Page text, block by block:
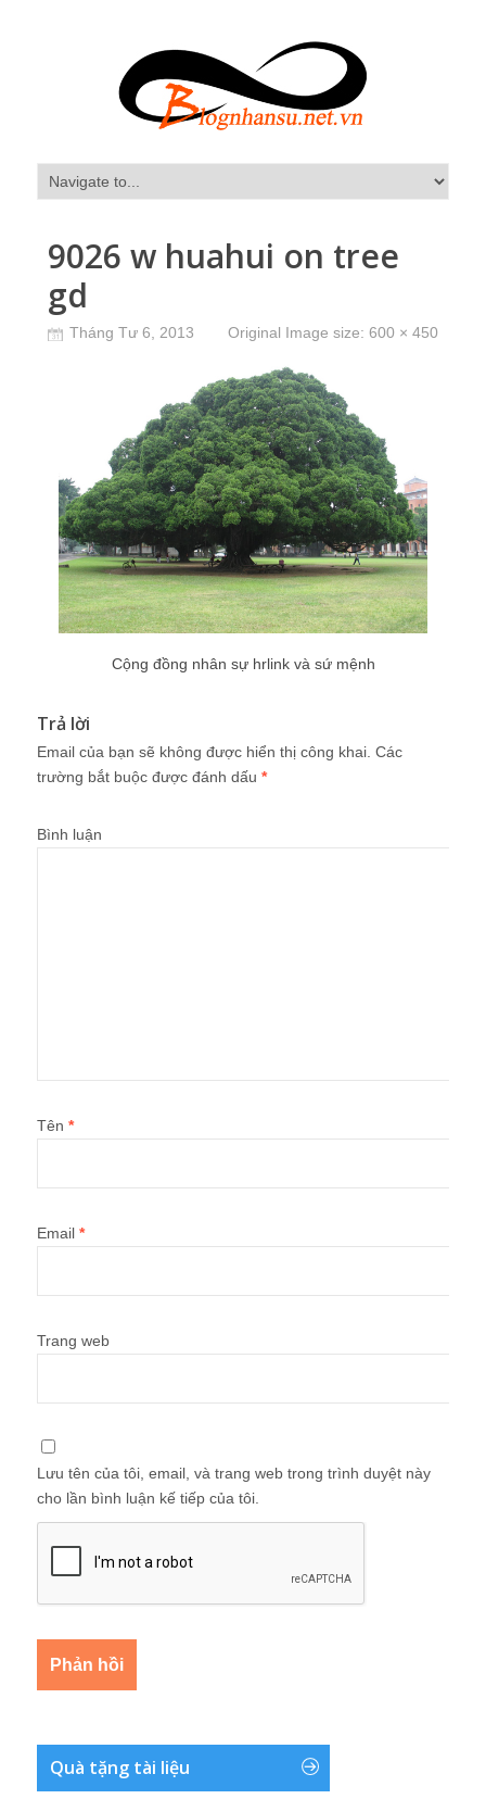
9026 w huahui on tree
gd
Tháng Tư 6, 2013 Original Image size: 600 × 450
Cộng đồng nhân sự hrlink và sứ mệnh
Trả lời
Email của bạn sẽ không được hiển thị công khai. Các
trường bắt buộc được đánh dấu *
Bình luận
Tên *
Email *
Trang web
Lưu tên của tôi, email, và trang web trong trình duyệt này
cho lần bình luận kế tiếp của tôi.
Quà tặng tài liệu